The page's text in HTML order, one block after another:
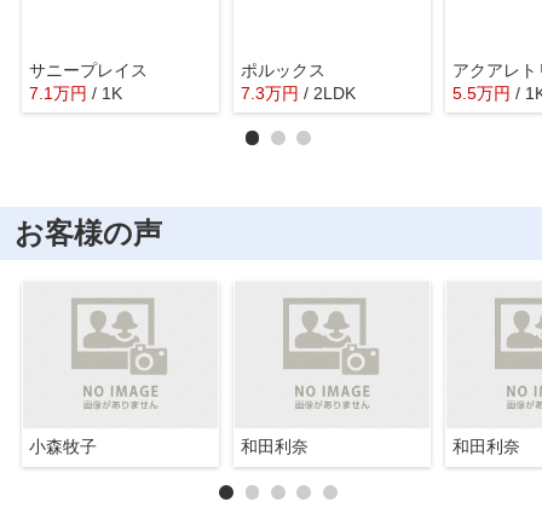
サニープレイス
7.1万円 / 1K
ポルックス
7.3万円 / 2LDK
アクアレト
5.5万円 /
お客様の声
小森牧子 和田利奈 和田利奈